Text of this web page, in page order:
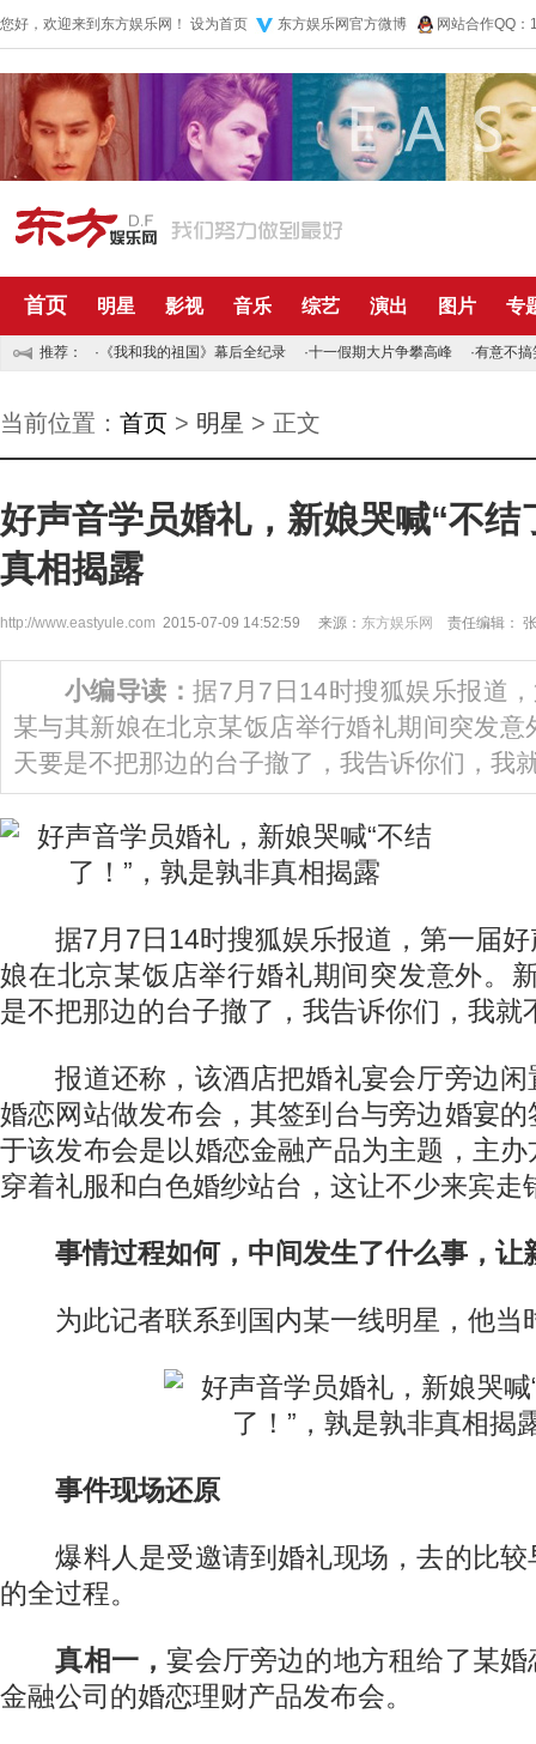
您好，欢迎来到东方娱乐网！ 设为首页 东方娱乐网官方微博 网站合作QQ
首页 明星 影视 音乐 综艺 演出 图片 专
推荐： · 《我和我的祖国》幕后全纪录 ·十一假期大片争攀高峰 ·有意不搞
当前位置： 首页 > 明星 > 正文
好声音学员婚礼，新娘哭喊“不结
真相揭露
http://www.eastyule.com 2015-07-09 14:52:59 来源： 东方娱乐网 责任编辑：
小编导读：据7月7日14时搜狐娱乐报道
某与其新娘在北京某饭店举行婚礼期间突发意
天要是不把那边的台子撤了，我告诉你们，我
据7月7日14时搜狐娱乐报道，第一届好
娘在北京某饭店举行婚礼期间突发意外。
是不把那边的台子撤了，我告诉你们，我就
报道还称，该酒店把婚礼宴会厅旁边闲
婚恋网站做发布会，其签到台与旁边婚宴
于该发布会是以婚恋金融产品为主题，主
穿着礼服和白色婚纱站台，这让不少来宾走
事情过程如何，中间发生了什么事，让
为此记者联系到国内某一线明星，他当
事件现场还原
爆料人是受邀请到婚礼现场，去的比较
的全过程。
真相一，宴会厅旁边的地方租给了某
金融公司的婚恋理财产品发布会。